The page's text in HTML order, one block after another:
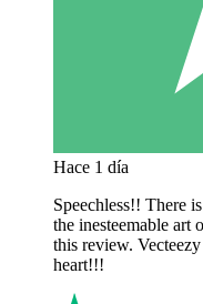
Hace 1 día
Speechless!! There
the inesteemable art
this review.
heart!!!